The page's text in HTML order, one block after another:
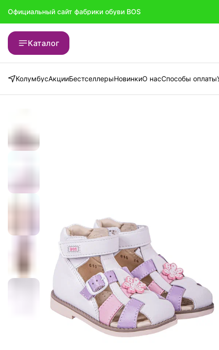
Официальный сайт фабрики обуви BOS
Официальный сайт фабрики обуви BOS
Каталог
КолумбусАкцииБестселлерыНовинкиО насСпособы оплаты